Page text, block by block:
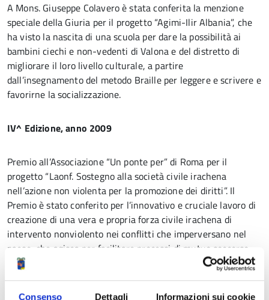
Consenso Dettagli Informazioni sui cookie
A Mons. Giuseppe Colavero è stata conferita la menzione
speciale della Giuria per il progetto “Agimi-Ilir Albania”, che
ha visto la nascita di una scuola per dare la possibilità ai
bambini ciechi e non-vedenti di Valona e del distretto di
migliorare il loro livello culturale, a partire
dall’insegnamento del metodo Braille per leggere e scrivere e
favorirne la socializzazione.
IV^ Edizione, anno 2009
Premio all’Associazione “Un ponte per” di Roma per il
progetto “Laonf. Sostegno alla società civile irachena
nell’azione non violenta per la promozione dei diritti”. Il
Premio è stato conferito per l’innovativo e cruciale lavoro di
creazione di una vera e propria forza civile irachena di
intervento nonviolento nei conflitti che imperversano nel
paese, che agisca per facilitare processi di mutuo soccorso
nella società civile ed azioni di riconciliazione tra le diverse
etnie e confessioni religiose.